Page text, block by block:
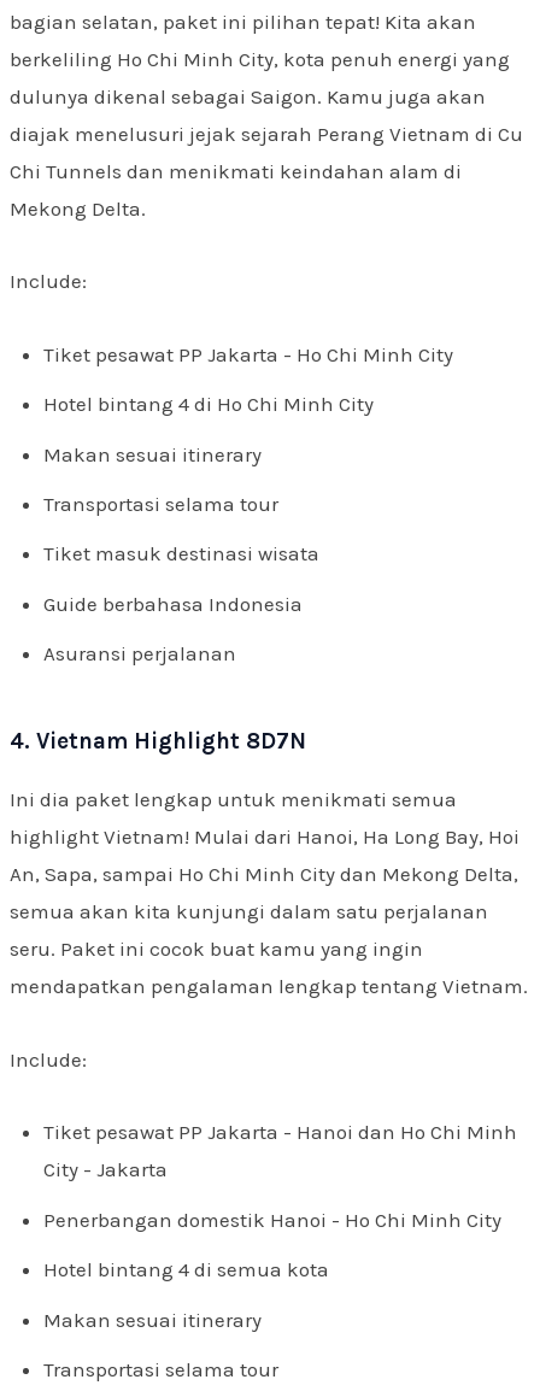
bagian selatan, paket ini pilihan tepat! Kita akan
berkeliling Ho Chi Minh City, kota penuh energi yang
dulunya dikenal sebagai Saigon. Kamu juga akan
diajak menelusuri jejak sejarah Perang Vietnam di Cu
Chi Tunnels dan menikmati keindahan alam di
Mekong Delta.
Include:
Tiket pesawat PP Jakarta - Ho Chi Minh City
Hotel bintang 4 di Ho Chi Minh City
Makan sesuai itinerary
Transportasi selama tour
Tiket masuk destinasi wisata
Guide berbahasa Indonesia
Asuransi perjalanan
4. Vietnam Highlight 8D7N
Ini dia paket lengkap untuk menikmati semua
highlight Vietnam! Mulai dari Hanoi, Ha Long Bay, Hoi
An, Sapa, sampai Ho Chi Minh City dan Mekong Delta,
semua akan kita kunjungi dalam satu perjalanan
seru. Paket ini cocok buat kamu yang ingin
mendapatkan pengalaman lengkap tentang Vietnam.
Include:
Tiket pesawat PP Jakarta - Hanoi dan Ho Chi Minh
City - Jakarta
Penerbangan domestik Hanoi - Ho Chi Minh City
Hotel bintang 4 di semua kota
Makan sesuai itinerary
Transportasi selama tour